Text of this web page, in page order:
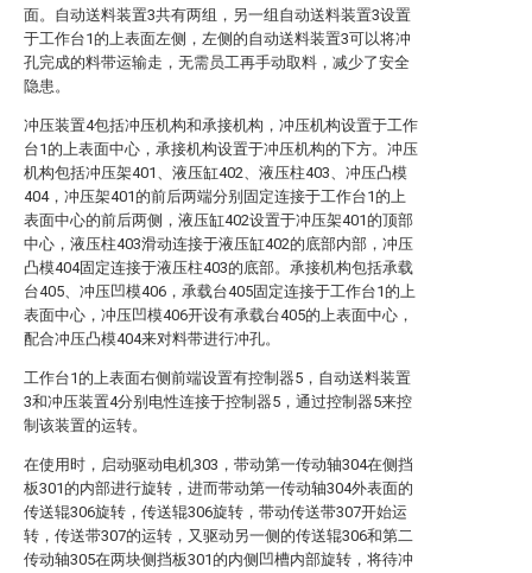
面。自动送料装置3共有两组，另一组自动送料装置3设置
于工作台1的上表面左侧，左侧的自动送料装置3可以将冲
孔完成的料带运输走，无需员工再手动取料，减少了安全
隐患。
冲压装置4包括冲压机构和承接机构，冲压机构设置于工作
台1的上表面中心，承接机构设置于冲压机构的下方。冲压
机构包括冲压架401、液压缸402、液压柱403、冲压凸模
404，冲压架401的前后两端分别固定连接于工作台1的上
表面中心的前后两侧，液压缸402设置于冲压架401的顶部
中心，液压柱403滑动连接于液压缸402的底部内部，冲压
凸模404固定连接于液压柱403的底部。承接机构包括承载
台405、冲压凹模406，承载台405固定连接于工作台1的上
表面中心，冲压凹模406开设有承载台405的上表面中心，
配合冲压凸模404来对料带进行冲孔。
工作台1的上表面右侧前端设置有控制器5，自动送料装置
3和冲压装置4分别电性连接于控制器5，通过控制器5来控
制该装置的运转。
在使用时，启动驱动电机303，带动第一传动轴304在侧挡
板301的内部进行旋转，进而带动第一传动轴304外表面的
传送辊306旋转，传送辊306旋转，带动传送带307开始运
转，传送带307的运转，又驱动另一侧的传送辊306和第二
传动轴305在两块侧挡板301的内侧凹槽内部旋转，将待冲